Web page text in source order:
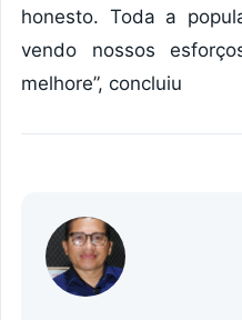
honesto. Toda a
vendo nossos
melhore”, concluiu